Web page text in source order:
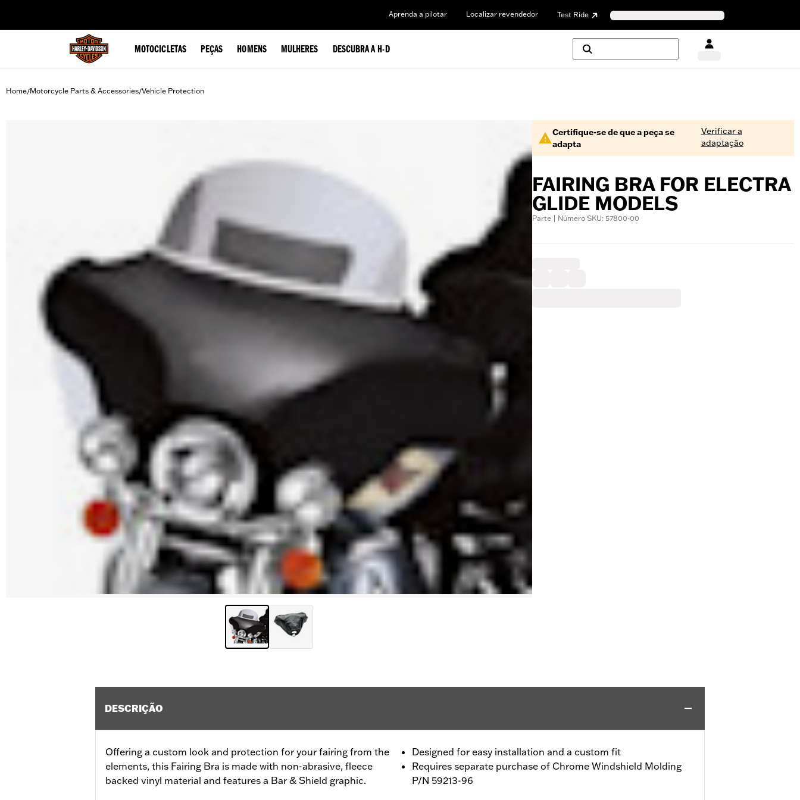
Aprenda a pilotar Localizar revendedor Test Ride
MOTOCICLETAS PEÇAS HOMENS MULHERES DESCUBRA A H-D
Home/Motorcycle Parts & Accessories/Vehicle Protection
Certifique-se de que a peça se
adapta
Verificar a
adaptação
FAIRING BRA FOR ELECTRA
GLIDE MODELS
Parte | Número SKU: 57800-00
DESCRIÇÃO
Offering a custom look and protection for your fairing from the
elements, this Fairing Bra is made with non-abrasive, fleece
backed vinyl material and features a Bar & Shield graphic.
Designed for easy installation and a custom fit
Requires separate purchase of Chrome Windshield Molding
P/N 59213-96